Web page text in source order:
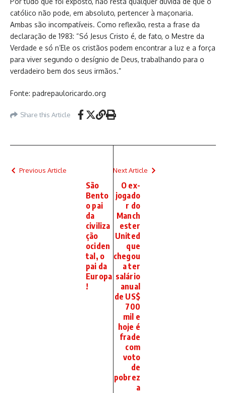
católico não pode, em absoluto, pertencer à maçonaria.
Ambas são incompatíveis. Como reflexão, resta a frase da
declaração de 1983: “Só Jesus Cristo é, de fato, o Mestre da
Verdade e só n’Ele os cristãos podem encontrar a luz e a força
para viver segundo o desígnio de Deus, trabalhando para o
verdadeiro bem dos seus irmãos.”
Fonte: padrepauloricardo.org
Share this Article
Previous Article
São
Bento
o pai
da
civiliza
ção
ociden
tal, o
pai da
Europa
!
Next Article
O ex-
jogado
r do
Manch
ester
United
que
chegou
a ter
salário
anual
de US$
700
mil e
hoje é
frade
com
voto
de
pobrez
a